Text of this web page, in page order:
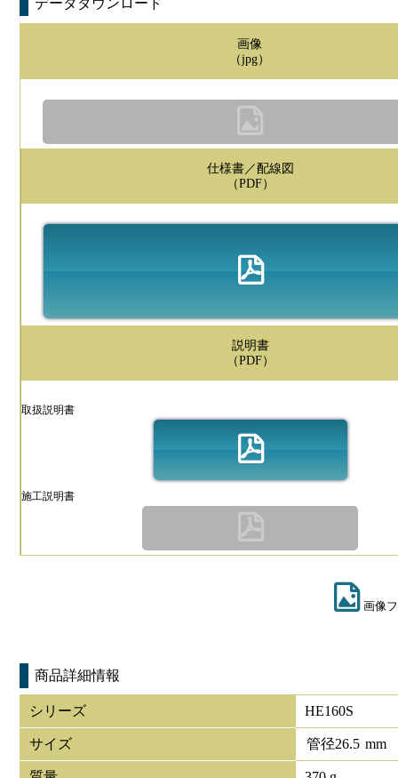
データダウンロード
画像
（jpg）
仕様書／配線図
（PDF）
説明書
（PDF）
取扱説明書
施工説明書
画像
商品詳細情報
シリーズ HE160S
サイズ 管径26.5 mm